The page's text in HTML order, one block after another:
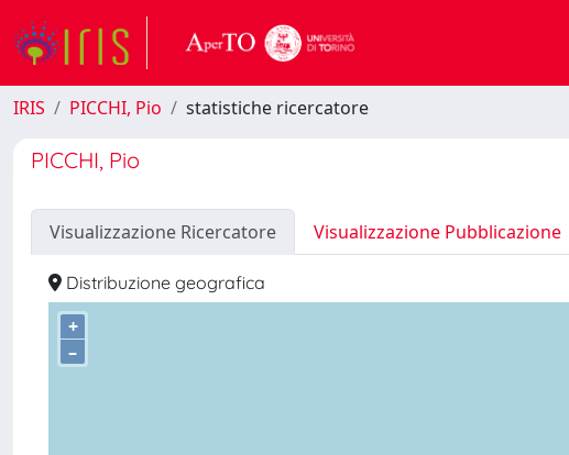
IRIS PICCHI, Pio statistiche ricercatore
PICCHI, Pio
Visualizzazione Ricercatore Visualizzazione Pubblicazione
Distribuzione geografica
+
–